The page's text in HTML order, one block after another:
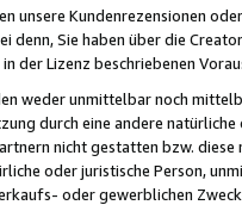
unsere Kundenrezensionen
denn, Sie haben über die
der Lizenz beschriebenen
weder unmittelbar noch
durch eine andere
nicht gestatten bzw.
oder juristische Person,
oder gewerblichen